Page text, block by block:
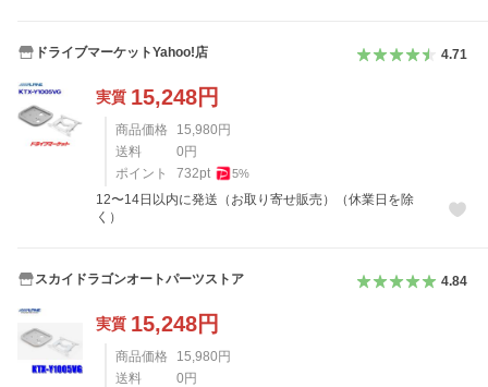
ドライブマーケットYahoo!店 4.71
実質 15,248円
商品価格 15,980 円
送料
0 円
ポイント
732pt 5%
12〜14日以内に発送（お取り寄せ販売）（休業日を除
く）
スカイドラゴンオートパーツストア 4.84
実質 15,248円
商品価格 15,980 円
送料
0 円